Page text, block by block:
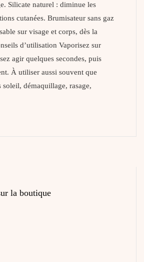
Silicate naturel : diminue les
cutanées. Brumisateur sans gaz
sur visage et corps, dès la
d’utilisation Vaporisez sur
agir quelques secondes, puis
À utiliser aussi souvent que
soleil, démaquillage, rasage,
la boutique